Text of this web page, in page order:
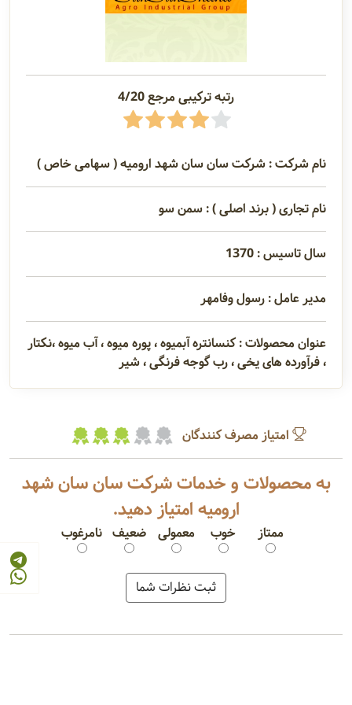
رتبه ترکیبی مرجع 4/20
نام شرکت : شرکت سان سان شهد ارومیه ( سهامی خاص )
نام تجاری ( برند اصلی ) : سمن سو
سال تاسیس : 1370
مدیر عامل : رسول وفامهر
عنوان محصولات : کنسانتره آبمیوه ، پوره میوه ، آب میوه ،نکتار
، فرآورده های یخی ، رب گوجه فرنگی ، شیر
امتیاز مصرف کنندگان
به محصولات و خدمات شرکت سان سان شهد
ارومیه امتیاز دهید.
نامرغوب ضعیف معمولی خوب ممتاز